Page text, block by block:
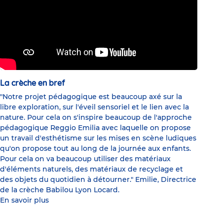
La crèche en bref
"Notre projet pédagogique est beaucoup axé sur la
libre exploration, sur l'éveil sensoriel et le lien avec la
nature. Pour cela on s'inspire beaucoup de l'approche
pédagogique Reggio Emilia avec laquelle on propose
un travail d'esthétisme sur les mises en scène ludiques
qu'on propose tout au long de la journée aux enfants.
Pour cela on va beaucoup utiliser des matériaux
d'éléments naturels, des matériaux de recyclage et
des objets du quotidien à détourner." Emilie, Directrice
de la crèche Babilou Lyon Locard.
En savoir plus